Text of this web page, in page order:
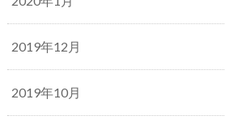
2019年12月
2019年10月